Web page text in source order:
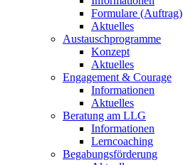
Formulare (Auftrag)
Aktuelles
Austauschprogramme
Konzept
Aktuelles
Engagement & Courage
Informationen
Aktuelles
Beratung am LLG
Informationen
Lerncoaching
Begabungsförderung